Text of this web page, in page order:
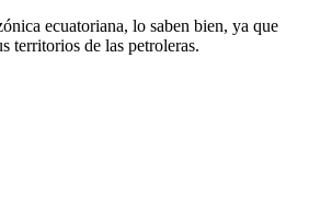
ecuatoriana, lo saben bien, ya que
territorios de las petroleras.